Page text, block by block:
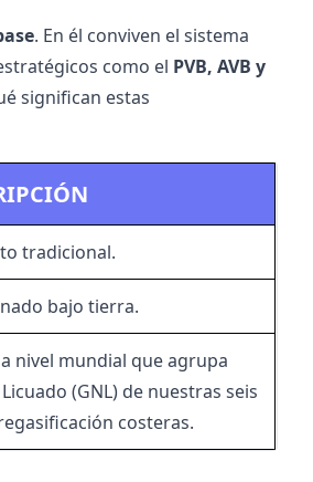
. En él conviven el sistema
como el PVB, AVB y
significan estas
tradicional.
bajo tierra.
nivel mundial que agrupa
(GNL) de nuestras seis
costeras.